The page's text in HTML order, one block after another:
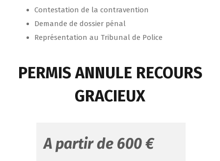
Contestation de la contravention
Demande de dossier pénal
Représentation au Tribunal de Police
PERMIS ANNULE RECOURS
GRACIEUX
A partir de 600 €